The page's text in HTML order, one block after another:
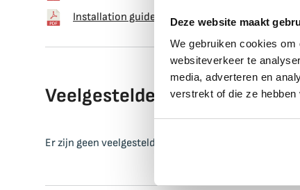
Deze website maakt
We gebruiken cookies
websiteverkeer te
media, adverteren en
verstrekt of die ze
Installation guide Millboard
Veelgestelde vragen
Er zijn geen veelgestelde vragen over dit product.